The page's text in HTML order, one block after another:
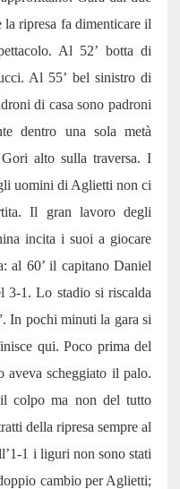
ripresa fa dimenticare il
Al 52’ botta di
Al 55’ bel sinistro di
di casa sono padroni
dentro una sola metà
alto sulla traversa. I
uomini di Aglietti non ci
Il gran lavoro degli
incita i suoi a giocare
al 60’ il capitano Daniel
3-1. Lo stadio si riscalda
In pochi minuti la gara si
qui. Poco prima del
aveva scheggiato il palo.
il colpo ma non del tutto
della ripresa sempre al
1 i liguri non sono stati
cambio per Aglietti;